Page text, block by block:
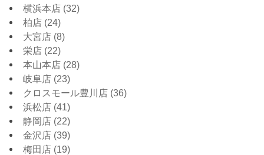
横浜本店 (32)
柏店 (24)
大宮店 (8)
栄店 (22)
本山本店 (28)
岐阜店 (23)
クロスモール豊川店 (36)
浜松店 (41)
静岡店 (22)
金沢店 (39)
梅田店 (19)